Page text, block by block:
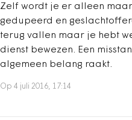
Zelf wordt je er alleen
gedupeerd en
terug vallen maar je hebt
dienst bewezen. Een
algemeen belang raakt.
Op 4 juli 2016, 17:14